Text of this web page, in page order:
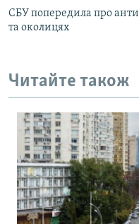
СБУ попередила про
та околицях
Читайте також